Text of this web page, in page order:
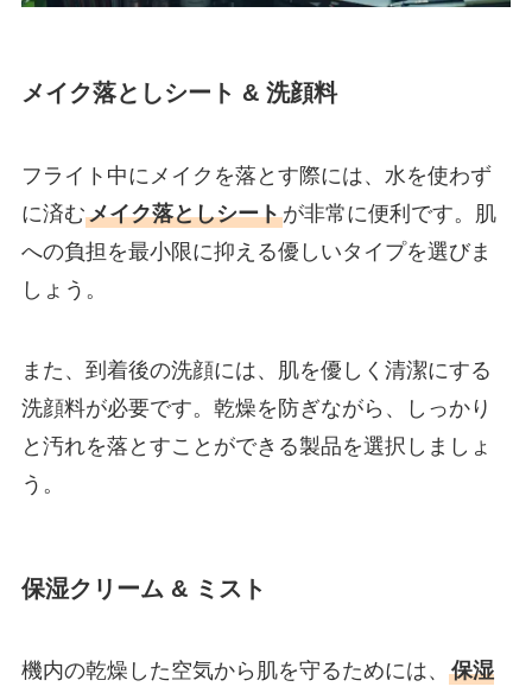
メイク落としシート & 洗顔料
フライト中にメイクを落とす際には、水を使わず
に済むメイク落としシートが非常に便利です。肌
への負担を最小限に抑える優しいタイプを選びま
しょう。
また、到着後の洗顔には、肌を優しく清潔にする
洗顔料が必要です。乾燥を防ぎながら、しっかり
と汚れを落とすことができる製品を選択しましょ
う。
保湿クリーム & ミスト
機内の乾燥した空気から肌を守るためには、 保湿